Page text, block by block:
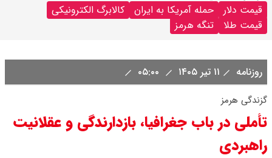
قیمت دلار حمله آمریکا به ایران
کالابرگ الکترونیکی
قیمت طلا
تنگه هرمز
روزنامه ۱۱ تیر ۱۴۰۵
گزندگی هرمز
تأملی در باب جغرافیا، بازدارندگی و عقلانیت
راهبردی